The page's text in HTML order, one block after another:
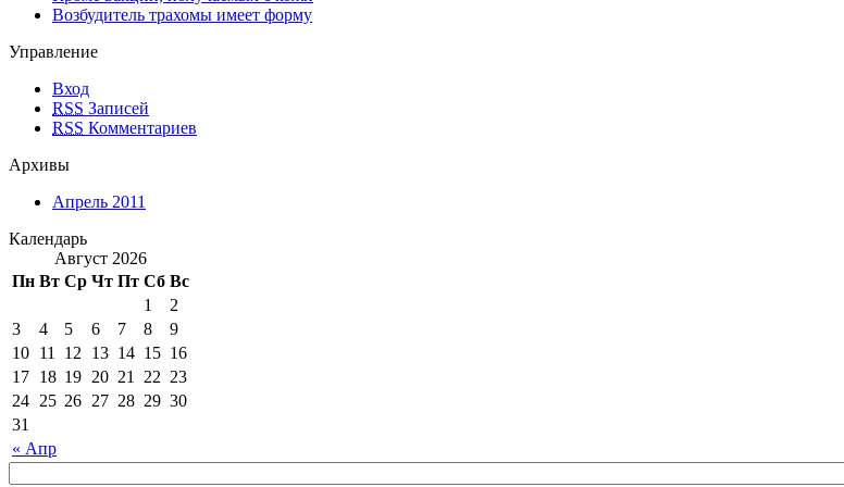
Возбудитель трахомы имеет форму
Управление
Вход
RSS Записей
RSS Комментариев
Архивы
Апрель 2011
Календарь
Август 2026
Пн Вт Ср Чт Пт Сб Вс
« Апр
1
2
3
4 5 6 7 8
9
10 11 12 13 14 15 16
17 18 19 20 21 22 23
24 25 26 27 28 29 30
31